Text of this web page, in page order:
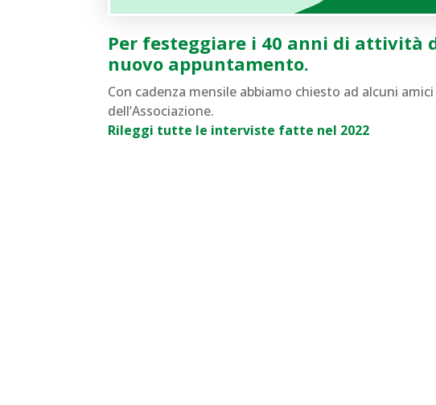
Per festeggiare i 40 anni di attività
nuovo appuntamento.
Con cadenza mensile abbiamo chiesto ad alcuni
dell’Associazione.
Rileggi tutte le interviste fatte nel 2022